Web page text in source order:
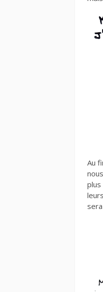
Au
plus
sera